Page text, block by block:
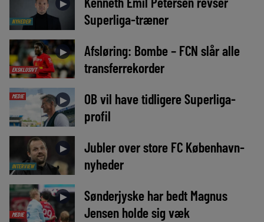
NYHEDER
►
Superliga-træner
EKSKLUSIVT
►
Afsløring: Bombe – FCN slår alle
transferrekorder
MEDIE ►
OB vil have tidligere Superliga-
profil
INTERVIEW
►
Jubler over store FC København-
nyheder
MEDIE
►
Sønderjyske har bedt Magnus
Jensen holde sig væk